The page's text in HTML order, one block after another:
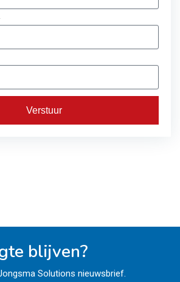
Verstuur
blijven?
Solutions nieuwsbrief.